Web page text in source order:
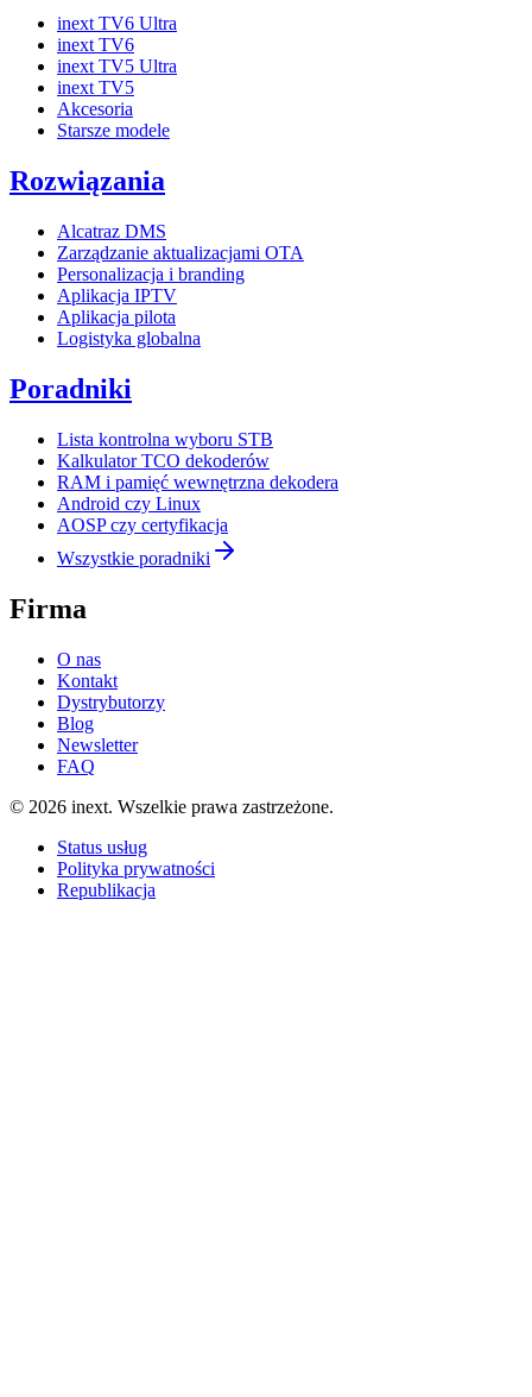
inext TV6 Ultra
inext TV6
inext TV5 Ultra
inext TV5
Akcesoria
Starsze modele
Rozwiązania
Alcatraz DMS
Zarządzanie aktualizacjami OTA
Personalizacja i branding
Aplikacja IPTV
Aplikacja pilota
Logistyka globalna
Poradniki
Lista kontrolna wyboru STB
Kalkulator TCO dekoderów
RAM i pamięć wewnętrzna dekodera
Android czy Linux
AOSP czy certyfikacja
Wszystkie poradniki
Firma
O nas
Kontakt
Dystrybutorzy
Blog
Newsletter
FAQ
© 2026 inext. Wszelkie prawa zastrzeżone.
Status usług
Polityka prywatności
Republikacja